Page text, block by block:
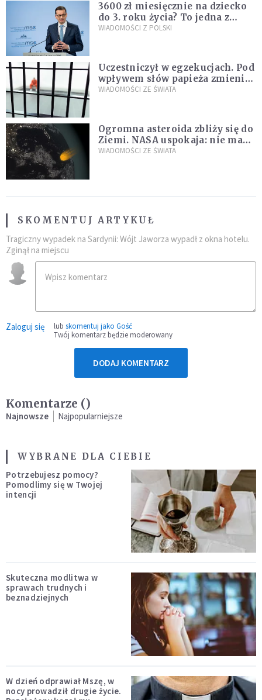
3600 zł miesięcznie na dziecko
do 3. roku życia? To jedna z
propozycji programu "Rozwój
WIADOMOŚCI Z POLSKI
Uczestniczył w egzekucjach. Pod
wpływem słów papieża zmienił
zdanie
WIADOMOŚCI ZE ŚWIATA
Ogromna asteroida zbliży się do
Ziemi. NASA uspokaja: nie ma
zagrożenia
WIADOMOŚCI ZE ŚWIATA
SKOMENTUJ ARTYKUŁ
Tragiczny wypadek na Sardynii: Wójt Jaworza wypadł z okna hotelu.
Zginął na miejscu
Zaloguj się lub skomentuj jako Gość
Twój komentarz będzie moderowany
DODAJ KOMENTARZ
Komentarze ()
Najnowsze Najpopularniejsze
WYBRANE DLA CIEBIE
Potrzebujesz pomocy?
Pomodlimy się w Twojej
intencji
Skuteczna modlitwa w
sprawach trudnych i
beznadziejnych
W dzień odprawiał Mszę, w
nocy prowadził drugie życie.